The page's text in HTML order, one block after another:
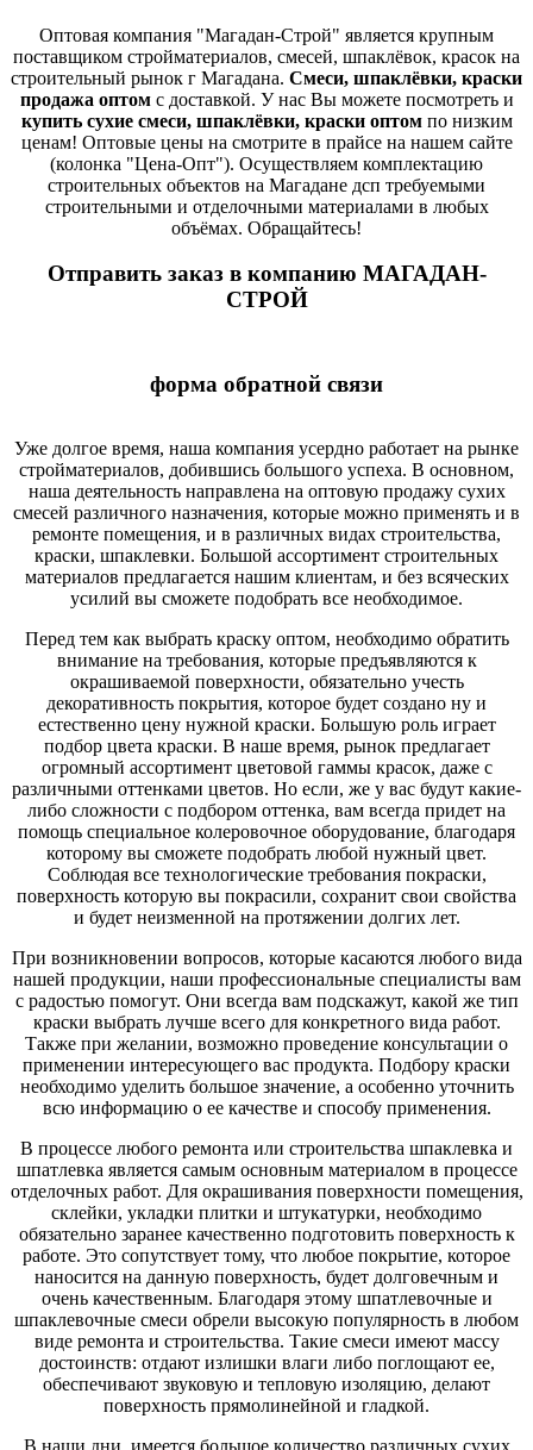
Оптовая компания "Магадан-Строй" является крупным
поставщиком стройматериалов, смесей, шпаклёвок, красок на
строительный рынок г Магадана. Смеси, шпаклёвки, краски
продажа оптомс доставкой. У нас Вы можете посмотреть и
купить сухие смеси, шпаклёвки, краски оптомпо низким
ценам! Оптовые цены на смотрите в прайсе на нашем сайте
(колонка "Цена-Опт"). Осуществляем комплектацию
строительных объектов на Магадане дсп требуемыми
строительными и отделочными материалами в любых
объёмах. Обращайтесь!
Отправить заказ в компанию МАГАДАН-
СТРОЙ
форма обратной связи
Уже долгое время, наша компания усердно работает на рынке
стройматериалов, добившись большого успеха. В основном,
наша деятельность направлена на оптовую продажу сухих
смесей различного назначения, которые можно применять и в
ремонте помещения, и в различных видах строительства,
краски, шпаклевки. Большой ассортимент строительных
материалов предлагается нашим клиентам, и без всяческих
усилий вы сможете подобрать все необходимое.
Перед тем как выбрать краску оптом, необходимо обратить
внимание на требования, которые предъявляются к
окрашиваемой поверхности, обязательно учесть
декоративность покрытия, которое будет создано ну и
естественно цену нужной краски. Большую роль играет
подбор цвета краски. В наше время, рынок предлагает
огромный ассортимент цветовой гаммы красок, даже с
различными оттенками цветов. Но если, же у вас будут какие-
либо сложности с подбором оттенка, вам всегда придет на
помощь специальное колеровочное оборудование, благодаря
которому вы сможете подобрать любой нужный цвет.
Соблюдая все технологические требования покраски,
поверхность которую вы покрасили, сохранит свои свойства
и будет неизменной на протяжении долгих лет.
При возникновении вопросов, которые касаются любого вида
нашей продукции, наши профессиональные специалисты вам
с радостью помогут. Они всегда вам подскажут, какой же тип
краски выбрать лучше всего для конкретного вида работ.
Также при желании, возможно проведение консультации о
применении интересующего вас продукта. Подбору краски
необходимо уделить большое значение, а особенно уточнить
всю информацию о ее качестве и способу применения.
В процессе любого ремонта или строительства шпаклевка и
шпатлевка является самым основным материалом в процессе
отделочных работ. Для окрашивания поверхности помещения,
склейки, укладки плитки и штукатурки, необходимо
обязательно заранее качественно подготовить поверхность к
работе. Это сопутствует тому, что любое покрытие, которое
наносится на данную поверхность, будет долговечным и
очень качественным. Благодаря этому шпатлевочные и
шпаклевочные смеси обрели высокую популярность в любом
виде ремонта и строительства. Такие смеси имеют массу
достоинств: отдают излишки влаги либо поглощают ее,
обеспечивают звуковую и тепловую изоляцию, делают
поверхность прямолинейной и гладкой.
В наши дни, имеется большое количество различных сухих